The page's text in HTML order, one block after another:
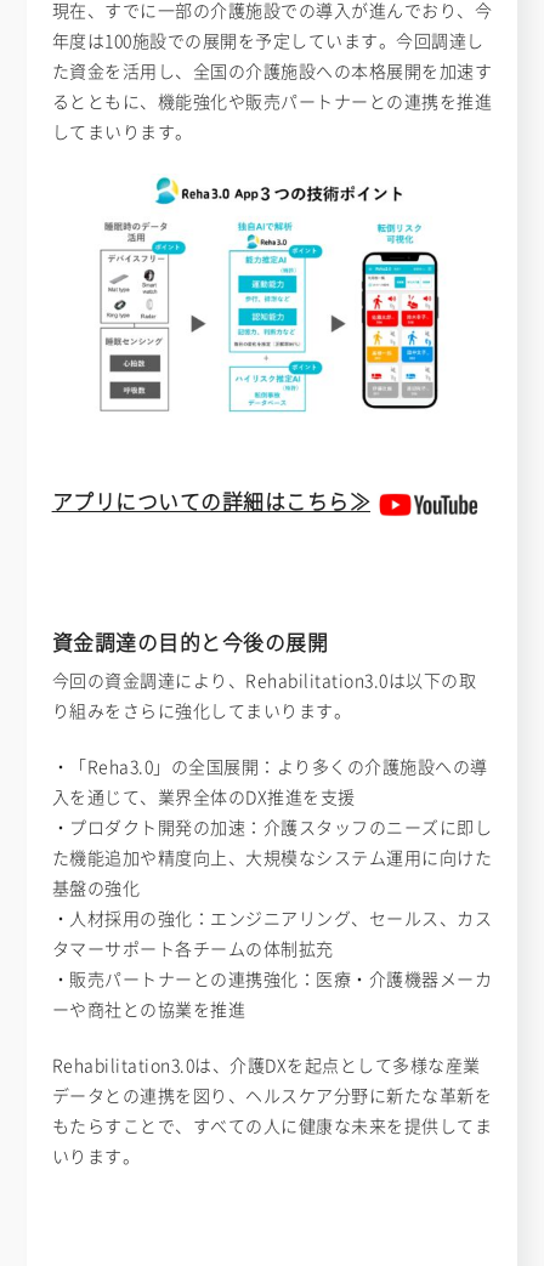
現在、すでに一部の介護施設での導入が進んでおり、今
年度は100施設での展開を予定しています。今回調達し
た資金を活用し、全国の介護施設への本格展開を加速す
るとともに、機能強化や販売パートナーとの連携を推進
してまいります。
アプリについての詳細はこちら≫
資金調達の目的と今後の展開
今回の資金調達により、Rehabilitation3.0は以下の取
り組みをさらに強化してまいります。
・「Reha3.0」の全国展開：より多くの介護施設への導
入を通じて、業界全体のDX推進を支援
・プロダクト開発の加速：介護スタッフのニーズに即し
た機能追加や精度向上、大規模なシステム運用に向けた
基盤の強化
・人材採用の強化：エンジニアリング、セールス、カス
タマーサポート各チームの体制拡充
・販売パートナーとの連携強化：医療・介護機器メーカ
ーや商社との協業を推進
Rehabilitation3.0は、介護DXを起点として多様な産業
データとの連携を図り、ヘルスケア分野に新たな革新を
もたらすことで、すべての人に健康な未来を提供してま
いります。